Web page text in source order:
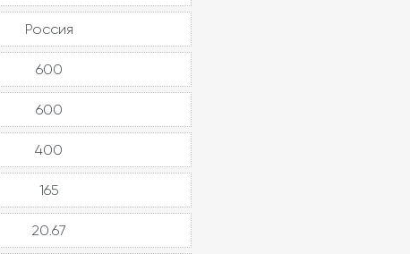
Россия
600
600
400
165
20.67